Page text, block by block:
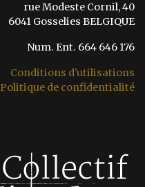
rue Modeste Cornil, 40
6041 Gosselies BELGIQUE
Num. Ent. 664 646 176
Conditions d'utilisations
Politique de confidentialité